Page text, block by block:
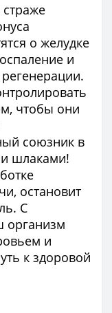
о желудке
и
чтобы они
союзник в
шлаками!
остановит
С
организм
и
к здоровой